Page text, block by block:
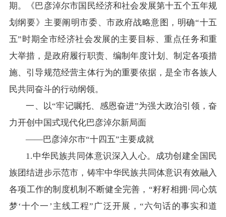
政民互动
在线访谈 意见征集 诉求公开
智能问答
走进巴彦淖尔
行政区划 自然地理 资源禀赋
人文历史
期。《巴彦淖尔市国民经济和社会发展第十五个五年规
划纲要》主要阐明市委、市政府战略意图，明确“十五
五”时期全市经济社会发展的主要目标、重点任务和重
大举措，是政府履行职责、编制年度计划、制定各项措
施、引导规范经营主体行为的重要依据，是全市各族人
民共同奋斗的行动纲领。
一、以“牢记嘱托、感恩奋进”为强大政治引领，奋
力开创中国式现代化巴彦淖尔新局面
——巴彦淖尔市“十四五”主要成就
1.中华民族共同体意识深入人心。成功创建全国民
族团结进步示范市，铸牢中华民族共同体意识有效融入
各项工作的制度机制不断健全完善，“籽籽相拥·同心筑
梦‘十个一’主线工程”广泛开展，“六句话的事实和道